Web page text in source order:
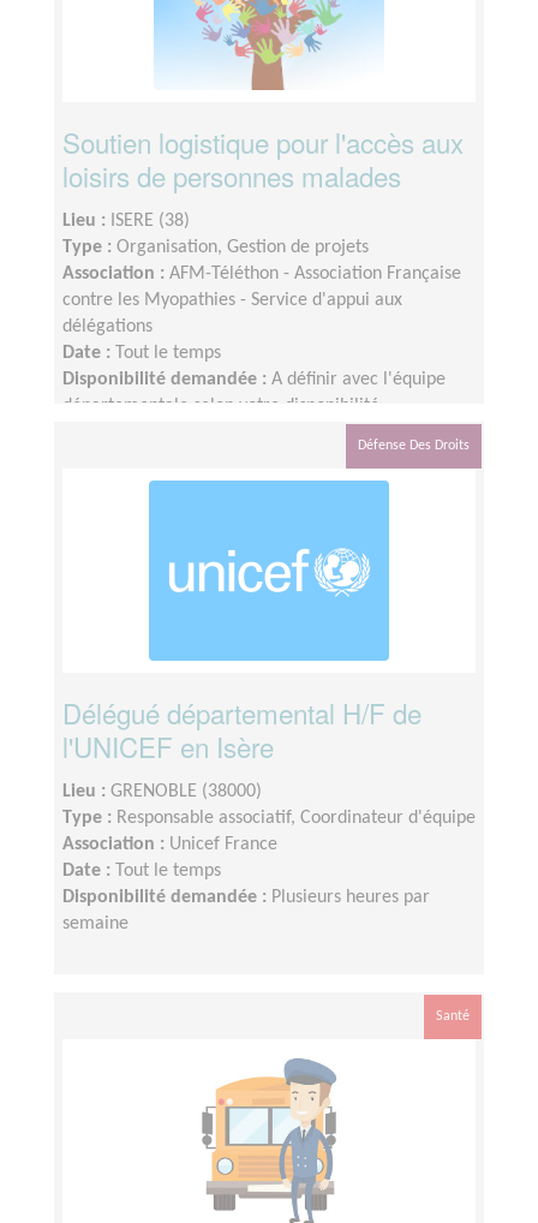
Soutien logistique pour l'accès aux
loisirs de personnes malades
Lieu : ISERE (38)
Type : Organisation, Gestion de projets
Association : AFM-Téléthon - Association Française
contre les Myopathies - Service d'appui aux
délégations
Date :
Tout le temps
Disponibilité demandée : A définir avec l'équipe
départementale selon votre disponibilité
Défense Des Droits
Délégué départemental H/F de
l'UNICEF en Isère
Lieu : GRENOBLE (38000)
Type : Responsable associatif, Coordinateur d'équipe
Association : Unicef France
Date :
Tout le temps
Disponibilité demandée : Plusieurs heures par
semaine
Santé